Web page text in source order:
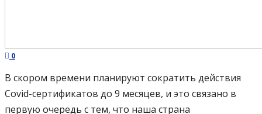
0
В скором времени планируют сократить действия
Covid-сертификатов до 9 месяцев, и это связано в
первую очередь с тем, что наша страна